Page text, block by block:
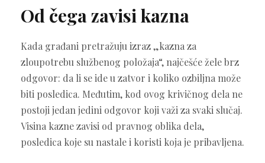
Od čega zavisi kazna
Kada građani pretražuju izraz „kazna za
zloupotrebu službenog položaja“, najčešće žele brz
odgovor: da li se ide u zatvor i koliko ozbiljna može
biti posledica. Međutim, kod ovog krivičnog dela ne
postoji jedan jedini odgovor koji važi za svaki slučaj.
Visina kazne zavisi od pravnog oblika dela,
posledica koje su nastale i koristi koja je pribavljena.